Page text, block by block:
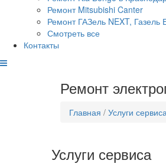
Ремонт Mitsubishi Canter
Ремонт ГАЗель NEXT, Газель
Смотреть все
Контакты
Ремонт
Главная / Услуги
Услуги сервиса